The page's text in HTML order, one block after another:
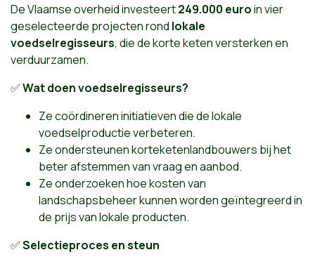
De Vlaamse overheid investeert249.000 euroin vier
geselecteerde projecten rond lokale
voedselregisseurs, die de korte keten versterken en
verduurzamen.
✅Wat doen voedselregisseurs?
Ze coördineren initiatieven die de lokale
voedselproductie verbeteren.
Ze ondersteunen korteketenlandbouwers bij het
beter afstemmen van vraag en aanbod.
Ze onderzoeken hoe kosten van
landschapsbeheer kunnen worden geïntegreerd in
de prijs van lokale producten.
✅Selectieproces en steun